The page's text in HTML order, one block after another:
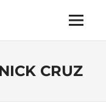
Menu
CRUZ